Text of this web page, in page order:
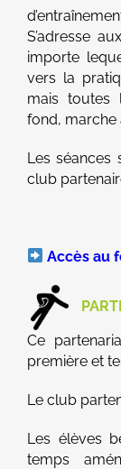
S’adresse
importe
vers la
mais toutes
fond, marche
Les séances
club
Accès au
Ce
première et
Le club
Les élèves
temps